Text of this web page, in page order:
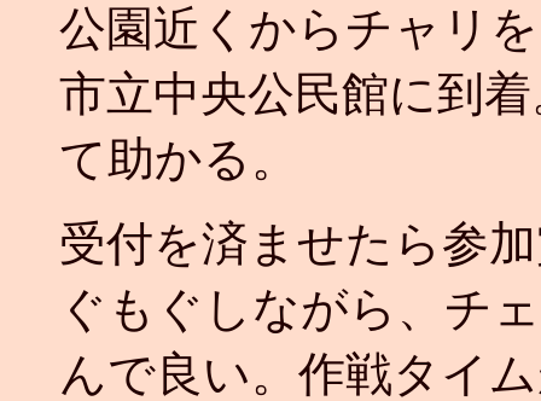
公園近くからチャリ
市立中央公民館に到
て助かる。
受付を済ませたら参
ぐもぐしながら、チ
んで良い。作戦タイ